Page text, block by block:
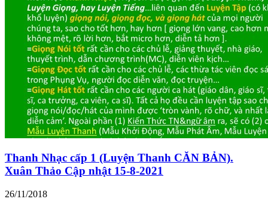
Thanh Nhạc cấp 1 (Luyện Thanh CĂN BẢN).
Xuân Thảo Cập nhật 15-8-2021
26/11/2018